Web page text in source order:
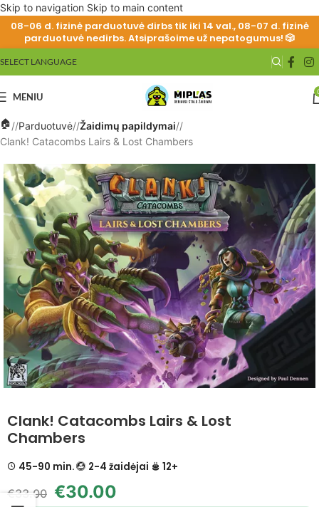
Skip to navigation Skip to main content
08-06 d. fizinė parduotuvė dirbs tik iki 14 val., 08-07 d. fizinė
parduotuvė nedirbs. Atsiprašoime už nepatogumus! 🎲
SELECT LANGUAGE
MENIU
/ Parduotuvė/ Žaidimų papildymai/
Clank! Catacombs Lairs & Lost Chambers
Clank! Catacombs Lairs & Lost
Chambers
45-90 min. 2-4 žaidėjai 12+
€33.00 €30.00